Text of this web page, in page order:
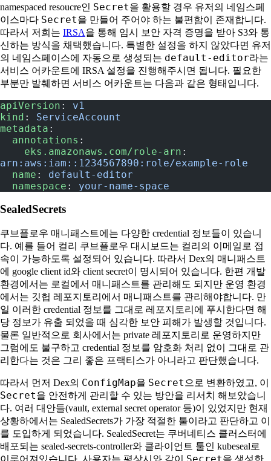
namespaced resoucre인 Secret을 활용할 경우 유저의 네임스페
이스마다 Secret을 만들어 주어야 하는 불편함이 존재합니다.
따라서 저희는 IRSA을 통해 임시 보안 자격 증명을 받아 S3와 통
신하는 방식을 채택했습니다. 특별한 설정을 하지 않았다면 유저
의 네임스페이스에 자동으로 생성되는 default-editor라는
서비스 어카운트에 IRSA 설정을 진행해주시면 됩니다. 필요한
부분만 발췌하면 서비스 어카운트는 다음과 같은 형태입니다.
apiVersion : v1
kind : ServiceAccount
metadata :
  annotations
:
    eks.amazonaws.com/role-arn
arn:aws:iam::1234567890:role/example-role
  name
: default-editor
  namespace
: your-name-space
SealedSecrets
쿠브플로우 매니패스트에는 다양한 credential 정보들이 있습니
다. 예를 들어 컬리 쿠브플로우 대시보드는 컬리의 이메일로 접
속이 가능하도록 설정되어 있습니다. 따라서 Dex의 매니패스트
에 google client id와 client secret이 명시되어 있습니다. 한편 개발
환경에서는 로컬에서 매니패스트를 관리해도 되지만 운영 환경
에서는 깃헙 레포지토리에서 매니패스트를 관리해야합니다. 만
일 이러한 credential 정보를 그대로 레포지토리에 푸시한다면 해
당 정보가 유출 되었을 때 심각한 보안 피해가 발생할 것입니다.
물론 일반적으로 회사에서는 private 레포지토리로 운영하지만
그럼에도 불구하고 credential 정보를 암호화 처리 없이 그대로 관
리한다는 것은 그리 좋은 프랙티스가 아니라고 판단했습니다.
따라서 먼저 Dex의 ConfigMap을 Secret 으로 변환하였고, 이
Secret을 안전하게 관리할 수 있는 방안을 리서치 해보았습니
다. 여러 대안들(vault, external secret operator 등)이 있었지만 현재
상황하에서는 SealedSecrets가 가장 적절한 툴이라고 판단하고 이
를 도입하게 되었습니다. SealedSecret는 쿠버네티스 클러스터에
배포되는 sealed-secrets-controller와 클라이언트 툴인 kubeseal로